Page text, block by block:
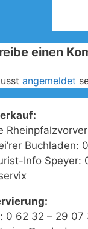
einen
angemeldet
Buchladen:
Info Speyer:
0 62 32 – 29 07